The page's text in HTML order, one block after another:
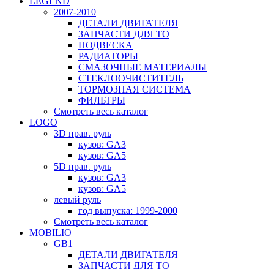
2007-2010
ДЕТАЛИ ДВИГАТЕЛЯ
ЗАПЧАСТИ ДЛЯ ТО
ПОДВЕСКА
РАДИАТОРЫ
СМАЗОЧНЫЕ МАТЕРИАЛЫ
СТЕКЛООЧИСТИТЕЛЬ
ТОРМОЗНАЯ СИСТЕМА
ФИЛЬТРЫ
Смотреть весь каталог
LOGO
3D прав. руль
кузов: GA3
кузов: GA5
5D прав. руль
кузов: GA3
кузов: GA5
левый руль
год выпуска: 1999-2000
Смотреть весь каталог
MOBILIO
GB1
ДЕТАЛИ ДВИГАТЕЛЯ
ЗАПЧАСТИ ДЛЯ ТО